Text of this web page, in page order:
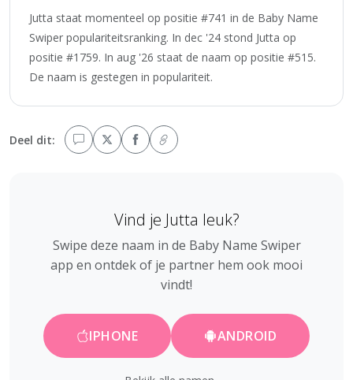
Jutta staat momenteel op positie #741 in de Baby Name
Swiper populariteitsranking. In dec '24 stond Jutta op
positie #1759. In aug '26 staat de naam op positie #515.
De naam is gestegen in populariteit.
Deel dit:
Vind je Jutta leuk?
Swipe deze naam in de Baby Name Swiper
app en ontdek of je partner hem ook mooi
vindt!
IPHONE ANDROID